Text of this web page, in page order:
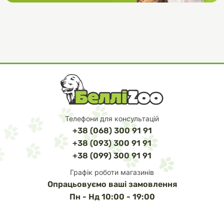
Телефони для консультацій
+38 (068) 300 91 91
+38 (093) 300 91 91
+38 (099) 300 91 91
Графік роботи магазинів
Опрацьовуємо ваші замовлення
Пн - Нд 10:00 - 19:00